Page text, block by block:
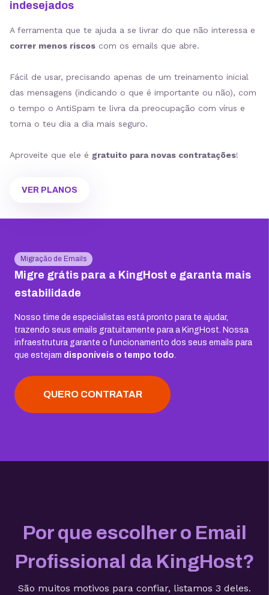
indesejados
A ferramenta que te ajuda a se livrar do que não interessa e
correr menos riscos com os emails que abre.
Fácil de usar, precisando apenas de um treinamento inicial
das mensagens (indicando o que é importante ou não), com
o tempo o AntiSpam te livra da preocupação com vírus e
torna o teu dia a dia mais seguro.
Aproveite que ele é gratuito para novas contratações!
VER PLANOS
Migração de Emails
Migre grátis para a KingHost e garanta mais
estabilidade
Nosso time de especialistas está pronto para te ajudar,
trazendo seus emails gratuitamente para a KingHost. Nossa
infraestrutura garante o funcionamento dos seus emails para
que estejam disponíveis o tempo todo
QUERO CONTRATAR
Por que escolher o Email
Profissional da KingHost?
São muitos motivos para confiar, listamos 3 deles.